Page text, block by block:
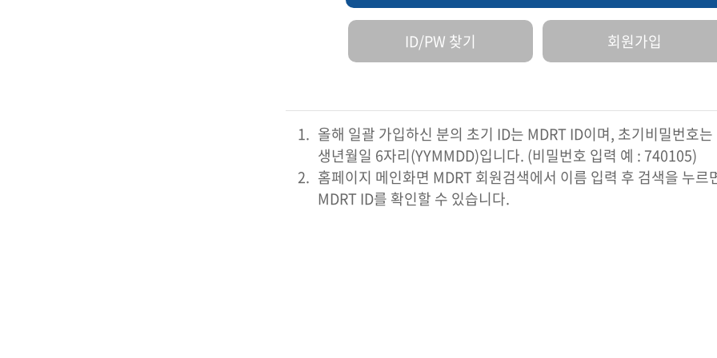
ID/PW 찾기 회원가입
1. 올해 일괄 가입하신 분의 초기 ID는 MDRT ID이며, 초기비밀번호는
생년월일 6자리(YYMMDD)입니다. (비밀번호 입력 예 : 740105)
2. 홈페이지 메인화면 MDRT 회원검색에서 이름 입력 후 검색을 누르
MDRT ID를 확인할 수 있습니다.